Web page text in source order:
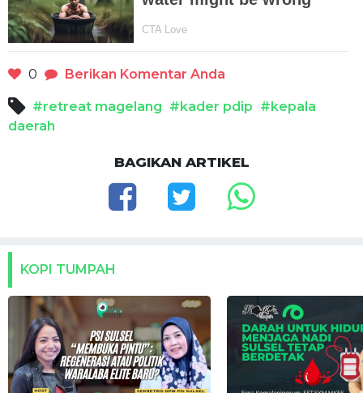
0 Berikan Komentar Anda
#retreat magelang #kader pdip #kepala
daerah
BAGIKAN ARTIKEL
KOPI TUMPAH